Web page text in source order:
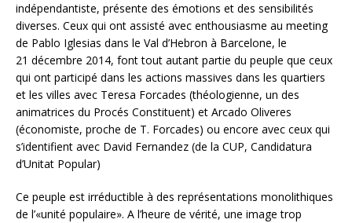
indépendantiste, présente des émotions et des sensibilités
diverses. Ceux qui ont assisté avec enthousiasme au meeting
de Pablo Iglesias dans le Val d’Hebron à Barcelone, le
21 décembre 2014, font tout autant partie du peuple que ceux
qui ont participé dans les actions massives dans les quartiers
et les villes avec Teresa Forcades (théologienne, un des
animatrices du Procés Constituent) et Arcado Oliveres
(économiste, proche de T. Forcades) ou encore avec ceux qui
s’identifient avec David Fernandez (de la CUP, Candidatura
d’Unitat Popular)
Ce peuple est irréductible à des représentations monolithiques
de l’«unité populaire». A l’heure de vérité, une image trop